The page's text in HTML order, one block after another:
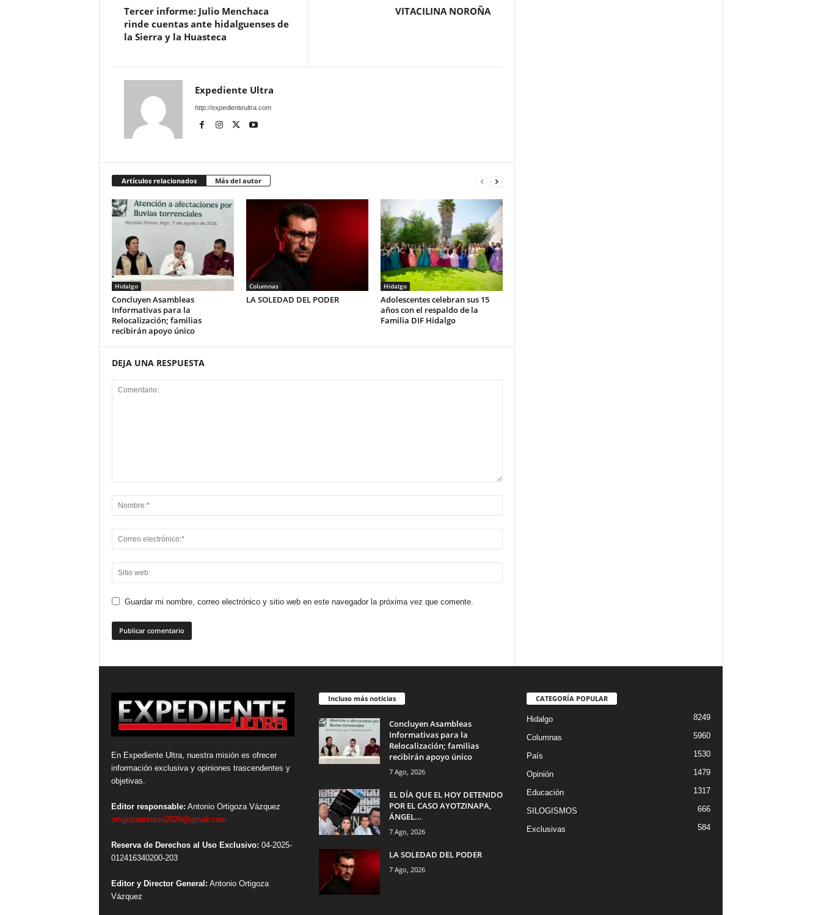
Tercer informe: Julio Menchaca
rinde cuentas ante hidalguenses de
la Sierra y la Huasteca
VITACILINA NOROÑA
Expediente Ultra
http://expedienteultra.com
Artículos relacionados Más del autor
Hidalgo
Concluyen Asambleas
Informativas para la
Relocalización; familias
recibirán apoyo único
Columnas
LA SOLEDAD DEL PODER
Hidalgo
Adolescentes celebran sus 15
años con el respaldo de la
Familia DIF Hidalgo
DEJA UNA RESPUESTA
Guardar mi nombre, correo electrónico y sitio web en este navegador la próxima vez que comente.
En Expediente Ultra, nuestra misión es ofrecer
información exclusiva y opiniones trascendentes y
objetivas.
Editor responsable: Antonio Ortigoza Vázquez
ortigozaantonio2026@gmail.com
Reserva de Derechos al Uso Exclusivo: 04-2025-
012416340200-203
Editor y Director General: Antonio Ortigoza
Vázquez
Incluso más noticias
Concluyen Asambleas
Informativas para la
Relocalización; familias
recibirán apoyo único
7 Ago, 2026
EL DÍA QUE EL HOY DETENIDO
POR EL CASO AYOTZINAPA,
ÁNGEL...
7 Ago, 2026
LA SOLEDAD DEL PODER
7 Ago, 2026
CATEGORÍA POPULAR
Hidalgo 8249
Columnas 5960
País 1530
Opinión 1479
Educación 1317
SILOGISMOS 666
Exclusivas 584